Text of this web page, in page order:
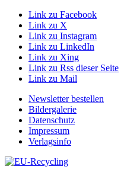
Link zu Facebook
Link zu X
Link zu Instagram
Link zu LinkedIn
Link zu Xing
Link zu Rss dieser Seite
Link zu Mail
Newsletter bestellen
Bildergalerie
Datenschutz
Impressum
Verlagsinfo